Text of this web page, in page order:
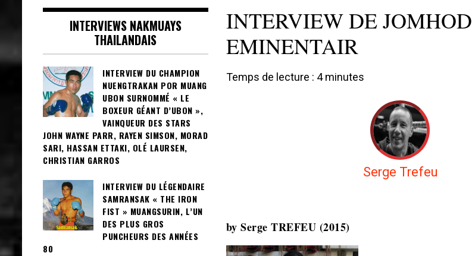
INTERVIEW DE JOMHOD
EMINENTAIR
Temps de lecture : 4 minutes
Serge Trefeu
by Serge TREFEU (2015)
INTERVIEWS NAKMUAYS
THAILANDAIS
INTERVIEW DU CHAMPION
NUENGTRAKAN POR MUANG
UBON SURNOMMÉ « LE
BOXEUR GÉANT D’UBON »,
VAINQUEUR DES STARS
JOHN WAYNE PARR, RAYEN SIMSON, MORAD
SARI, HASSAN ETTAKI, OLÉ LAURSEN,
CHRISTIAN GARROS
INTERVIEW DU LÉGENDAIRE
SAMRANSAK « THE IRON
FIST » MUANGSURIN, L’UN
DES PLUS GROS
PUNCHEURS DES ANNÉES
80